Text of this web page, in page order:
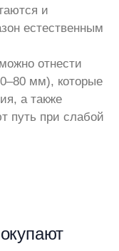
и
естественным
отнести
мм), которые
а также
путь при слабой